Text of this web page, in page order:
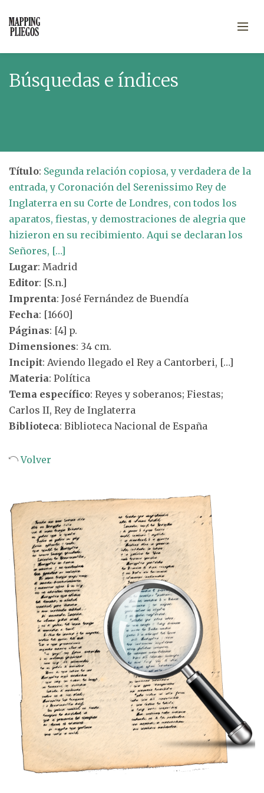
Búsquedas e índices
Título: Segunda relación copiosa, y verdadera de la
entrada, y Coronación del Serenissimo Rey de
Inglaterra en su Corte de Londres, con todos los
aparatos, fiestas, y demostraciones de alegria que
hizieron en su recibimiento. Aqui se declaran los
Señores, […]
Lugar: Madrid
Editor: [S.n.]
Imprenta: José Fernández de Buendía
Fecha: [1660]
Páginas: [4] p.
Dimensiones: 34 cm.
Incipit: Aviendo llegado el Rey a Cantorberi, […]
Materia: Política
Tema específico: Reyes y soberanos; Fiestas;
Carlos II, Rey de Inglaterra
Biblioteca: Biblioteca Nacional de España
Volver